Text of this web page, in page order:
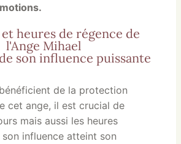
heures de régence de
l'Ange Mihael
son influence puissante
de la protection
cet ange, il est crucial de
mais aussi les heures
influence atteint son